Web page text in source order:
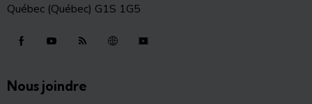
Québec (Québec) G1S 1G5
Nous joindre